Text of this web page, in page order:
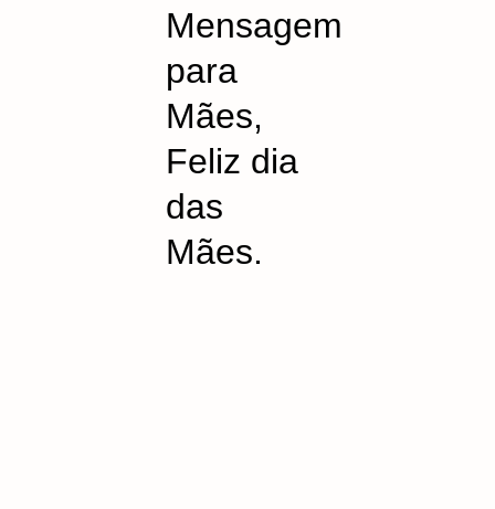
Mensagem
para
Mães,
Feliz dia
das
Mães.